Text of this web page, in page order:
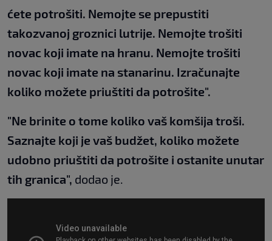
ćete potrošiti. Nemojte se prepustiti
takozvanoj groznici lutrije. Nemojte trošiti
novac koji imate na hranu. Nemojte trošiti
novac koji imate na stanarinu. Izračunajte
koliko možete priuštiti da potrošite".
"Ne brinite o tome koliko vaš komšija troši.
Saznajte koji je vaš budžet, koliko možete
udobno priuštiti da potrošite i ostanite unutar
tih granica", dodao je.